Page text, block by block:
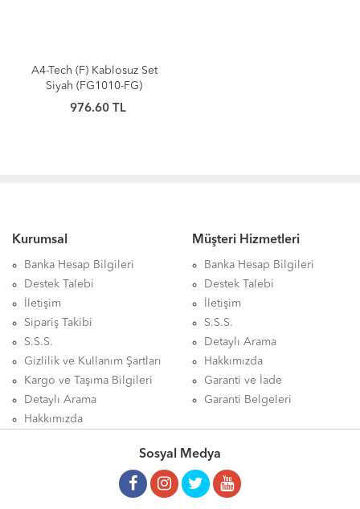
A4-Tech (F) Kablosuz Set
Siyah (FG1010-FG)
976.60 TL
Kurumsal
Banka Hesap Bilgileri
Destek Talebi
İletişim
Sipariş Takibi
S.S.S.
Gizlilik ve Kullanım Şartları
Kargo ve Taşıma Bilgileri
Detaylı Arama
Hakkımızda
Müşteri Hizmetleri
Banka Hesap Bilgileri
Destek Talebi
İletişim
S.S.S.
Detaylı Arama
Hakkımızda
Garanti ve İade
Garanti Belgeleri
Sosyal Medya